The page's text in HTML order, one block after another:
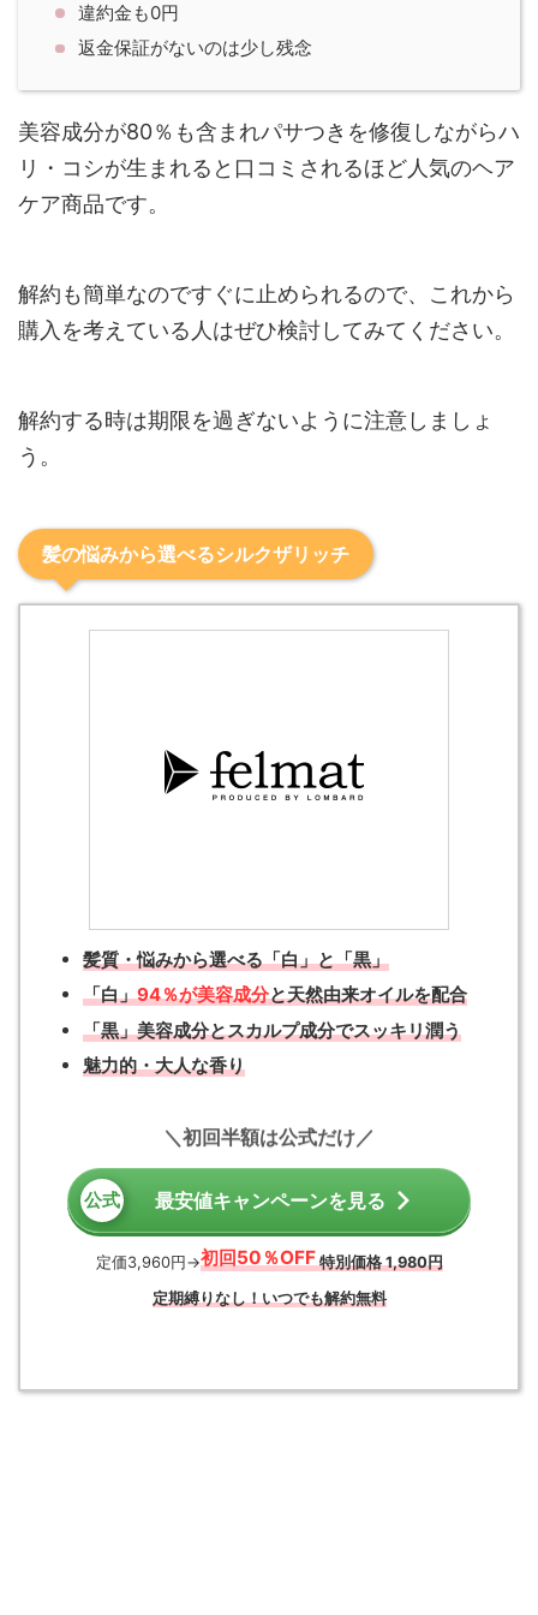
違約金も0円
返金保証がないのは少し残念
美容成分が80％も含まれパサつきを修復しながらハ
リ・コシが生まれると口コミされるほど人気のヘア
ケア商品です。
解約も簡単なのですぐに止められるので、これから
購入を考えている人はぜひ検討してみてください。
解約する時は期限を過ぎないように注意しましょ
う。
髪の悩みから選べるシルクザリッチ
髪質・悩みから選べる「白」と「黒」
「白」94％が美容成分と天然由来オイルを配合
「黒」美容成分とスカルプ成分でスッキリ潤う
魅力的・大人な香り
最安値キャンペーンを見る
定価3,960円→初回50％OFF特別価格 1,980円
定期縛りなし！いつでも解約無料